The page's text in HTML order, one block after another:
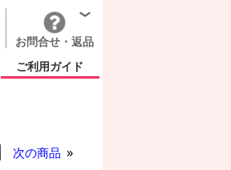
お問合せ・返品
ご利用ガイド
次の商品